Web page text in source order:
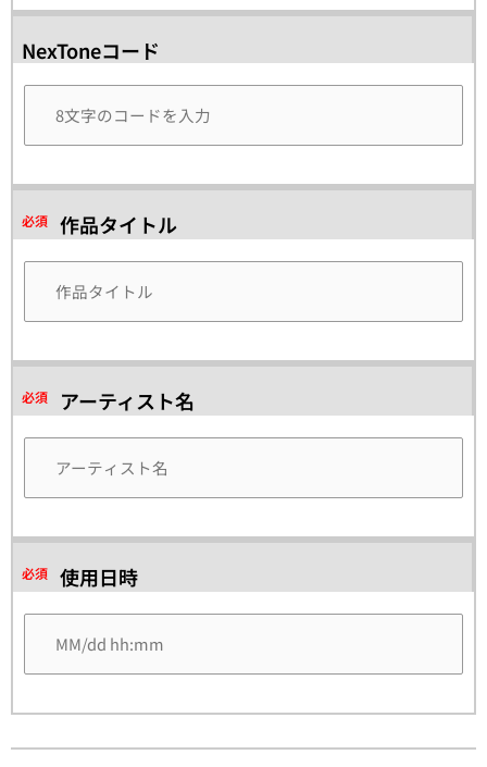
NexToneコード
必須 作品タイトル
必須 アーティスト名
必須 使用日時